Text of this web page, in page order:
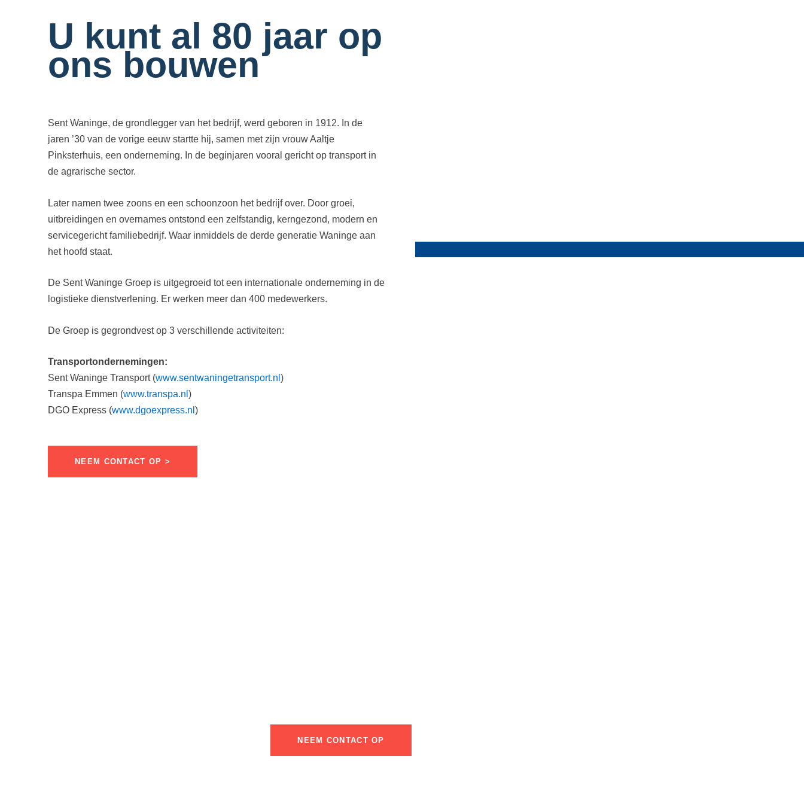
U kunt al 80 jaar op
ons bouwen
Sent Waninge, de grondlegger van het bedrijf, werd geboren in 1912. In de
jaren ’30 van de vorige eeuw startte hij, samen met zijn vrouw Aaltje
Pinksterhuis, een onderneming. In de beginjaren vooral gericht op transport in
de agrarische sector.
Later namen twee zoons en een schoonzoon het bedrijf over. Door groei,
uitbreidingen en overnames ontstond een zelfstandig, kerngezond, modern en
servicegericht familiebedrijf. Waar inmiddels de derde generatie Waninge aan
het hoofd staat.
De Sent Waninge Groep is uitgegroeid tot een internationale onderneming in de
logistieke dienstverlening. Er werken meer dan 400 medewerkers.
De Groep is gegrondvest op 3 verschillende activiteiten:
Transportondernemingen:
Sent Waninge Transport (www.sentwaningetransport.nl )
Transpa Emmen (www.transpa.nl )
DGO Express (www.dgoexpress.nl )
NEEM CONTACT OP >
NEEM CONTACT OP